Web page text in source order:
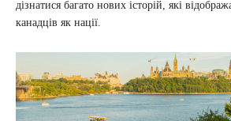
дізнатися багато нових історій, які
канадців як нації.